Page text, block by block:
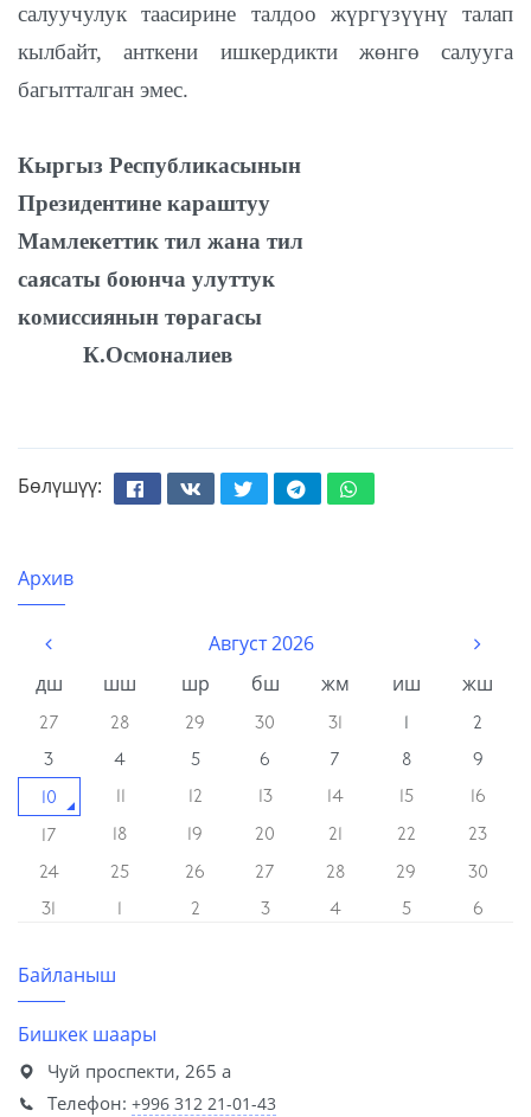
салуучулук таасирине талдоо жүргүзүүнү талап
кылбайт, анткени ишкердикти жөнгө салууга
багытталган эмес.
Кыргыз Республикасынын
Президентине караштуу
Мамлекеттик тил жана тил
саясаты боюнча улуттук
комиссиянын төрагасы
К.Осмоналиев
Бөлүшүү:
FacebookВконтактеТвиттерТелеграмWhatsapp
Архив
Август 2026
дш
шш шр бш жм иш жш
27 28 29 30 31 1
2
3
4 5 6 7 8
9
10
11 12 13 14 15 16
17 18 19 20 21 22
23
24
25 26 27 28 29
30
31
1 2 3 4 5 6
Байланыш
Бишкек шаары
Чуй проспекти, 265 а
Телефон: +996 312 21-01-43